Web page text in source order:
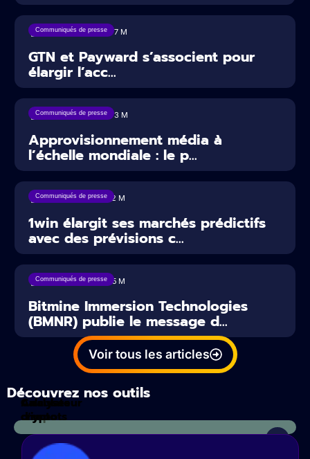
Communiqués de presse
23/07/2026 7 M
GTN et Payward s’associent pour
élargir l’acc...
Communiqués de presse
20/07/2026 3 M
Approvisionnement média à
l’échelle mondiale : le p...
Communiqués de presse
17/07/2026 2 M
1win élargit ses marchés prédictifs
avec des prévisions c...
Communiqués de presse
16/07/2026 5 M
Bitmine Immersion Technologies
(BMNR) publie le message d...
Voir tous les articles
Découvrez nos outils
Calculateur
d'impots
Analyses
crypto